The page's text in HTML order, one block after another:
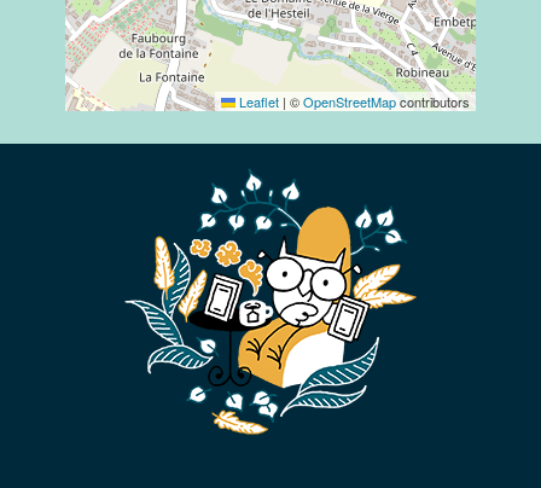
Leaflet | ©OpenStreetMapcontributors